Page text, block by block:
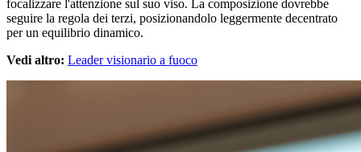
focalizzare l'attenzione sul suo viso. La composizione dovrebbe
seguire la regola dei terzi, posizionandolo leggermente decentrato
per un equilibrio dinamico.
Vedi altro: Leader visionario a fuoco